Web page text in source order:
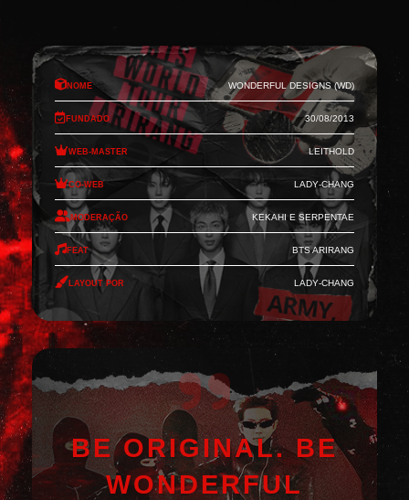
Nome Wonderful Designs (WD)
Fundado 30/08/2013
Web-Master Leithold
Co-Web Lady-Chang
Moderação Kekahi e Serpentae
Feat BTS Arirang
Layout por Lady-Chang
BE ORIGINAL. BE
WONDERFUL